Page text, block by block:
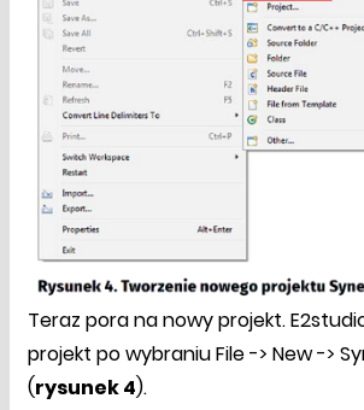
Teraz pora na nowy projekt.
projekt po wybraniu File -> New ->
(rysunek 4).